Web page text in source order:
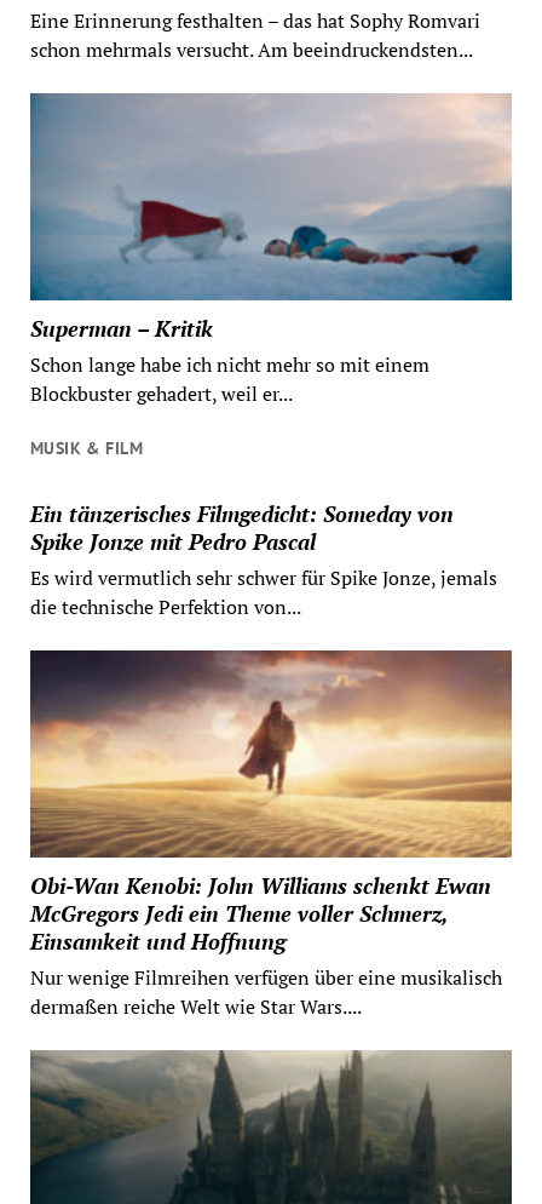
Eine Erinnerung festhalten – das hat Sophy Romvari
schon mehrmals versucht. Am beeindruckendsten...
Superman – Kritik
Schon lange habe ich nicht mehr so mit einem
Blockbuster gehadert, weil er...
MUSIK & FILM
Ein tänzerisches Filmgedicht: Someday von
Spike Jonze mit Pedro Pascal
Es wird vermutlich sehr schwer für Spike Jonze, jemals
die technische Perfektion von...
Obi-Wan Kenobi: John Williams schenkt Ewan
McGregors Jedi ein Theme voller Schmerz,
Einsamkeit und Hoffnung
Nur wenige Filmreihen verfügen über eine musikalisch
dermaßen reiche Welt wie Star Wars....